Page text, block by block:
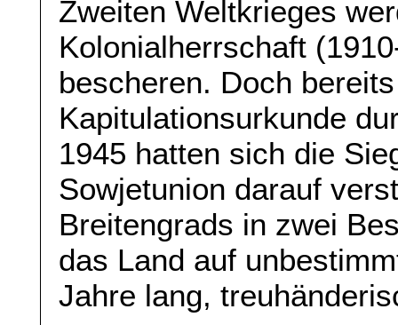
Zweiten Weltkrieges
Kolonialherrschaft
bescheren. Doch
Kapitulationsurkunde
1945 hatten sich die
Sowjetunion darauf
Breitengrads in zwei
das Land auf
Jahre lang,